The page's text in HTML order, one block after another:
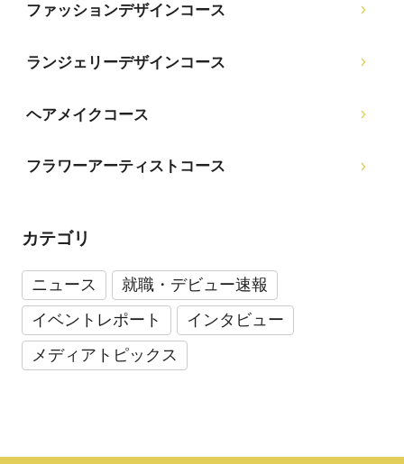
ファッションデザインコース
ランジェリーデザインコース
ヘアメイクコース
フラワーアーティストコース
カテゴリ
ニュース
就職・デビュー速報
イベントレポート
インタビュー
メディアトピックス